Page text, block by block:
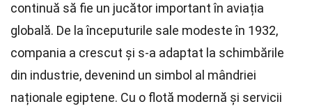
continuă să fie un jucător important în aviația
globală. De la începuturile sale modeste în 1932,
compania a crescut și s-a adaptat la schimbările
din industrie, devenind un simbol al mândriei
naționale egiptene. Cu o flotă modernă și servicii